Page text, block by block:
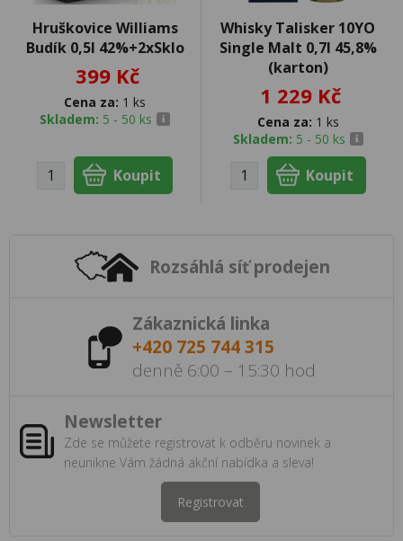
Hruškovice Williams
Budík 0,5l 42%+2xSklo
399 Kč
Cena za: 1 ks
Skladem: 5 - 50 ks
Whisky Talisker 10YO
Single Malt 0,7l 45,8%
(karton)
1 229 Kč
Cena za: 1 ks
Skladem: 5 - 50 ks
Rozsáhlá síť prodejen
Zákaznická linka
+420 725 744 315
denně 6:00 – 15:30 hod
Newsletter
Zde se můžete registrovat k odběru novinek a
neunikne Vám žádná akční nabídka a sleva!
Registrovat